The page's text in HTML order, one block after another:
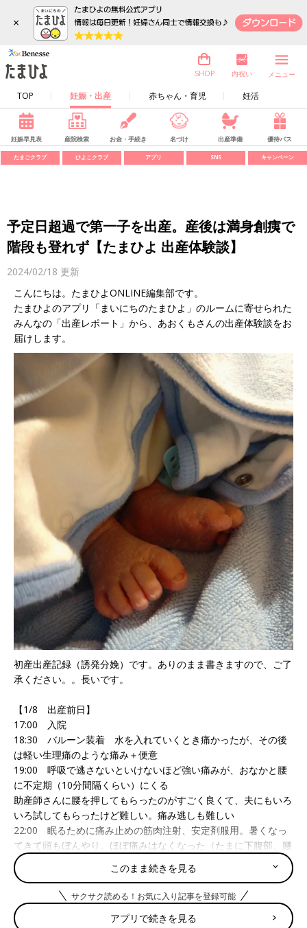
×
TOP 妊娠・出産 赤ちゃん・育児 妊活
SHOP 内祝い メニュー
妊娠早見表 産院検索 お金・手続き 名づけ 出産準備 優待パス
たまごクラブ ひよこクラブ アプリ SNS キャンペーン
予定日超過で第一子を出産。産後は満身創痍で
階段も登れず【たまひよ 出産体験談】
2024/02/18 更新
こんにちは。たまひよONLINE編集部です。
たまひよのアプリ「まいにちのたまひよ」のルームに寄せられた
みんなの「出産レポート」から、あおくもさんの出産体験談をお
届けします。
初産出産記録（誘発分娩）です。ありのまま書きますので、ご了
承ください。。長いです。
【1/8 出産前日】
17:00 入院
18:30 バルーン装着 水を入れていくとき痛かったが、その後
は軽い生理痛のような痛み＋便意
19:00 呼吸で逃さないといけないほど強い痛みが、おなかと腰
に不定期（10分間隔くらい）にくる
助産師さんに腰を押してもらったのがすごく良くて、夫にもいろ
いろ試してもらったけど難しい。痛み逃しも難しい
22:00 眠るために痛み止めの筋肉注射、安定剤服用。暑くなっ
てきて頭もぼんやり。ほぼ痛みはなくなった（たまに下腹部、腰
が痛い）
【1/9 出産当日】
5:50 バルーンを抜いてもらう 子宮口4cm
6:10 促進剤の点滴開始 30分ごとにあげていく
このまま続きを見る
サクサク読める！お気に入り記事を登録可能
アプリで続きを見る